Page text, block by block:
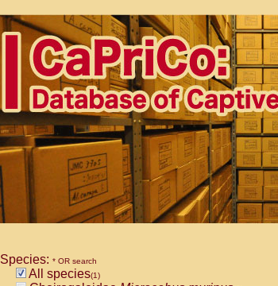
Species: * OR search
All species(1)